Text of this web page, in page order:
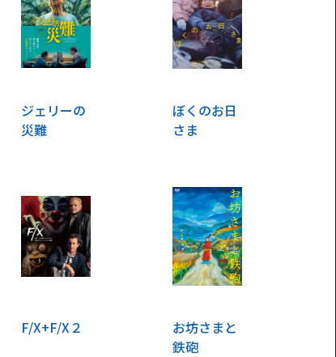
ジェリーの
災難
ぼくのお日
さま
F/X+F/X２
お坊さまと
鉄砲